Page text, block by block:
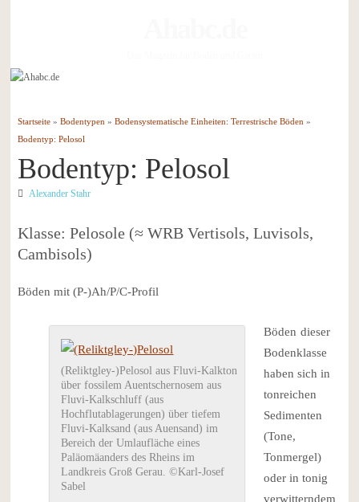
Startseite» Bodentypen» Bodensystematische Einheiten: Terrestrische Böden»
Bodentyp: Pelosol
Bodentyp: Pelosol
Alexander Stahr
Klasse: Pelosole (≈ WRB Vertisols, Luvisols,
Cambisols)
Böden mit (P-)Ah/P/C-Profil
(Reliktgley-)Pelosol aus Fluvi-Kalkton
über fossilem Auentschernosem aus
Fluvi-Kalkschluff (aus
Hochflutablagerungen) über tiefem
Fluvi-Kalksand (aus Auensand) im
Bereich der Umlaufläche eines
Paläomäanders des Rheins im
Landkreis Groß Gerau. ©Karl-Josef
Sabel
Böden dieser
Bodenklasse
haben sich in
tonreichen
Sedimenten
(Tone,
Tonmergel)
oder in tonig
verwitterndem